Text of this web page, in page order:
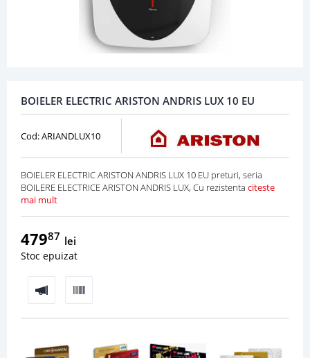
BOIELER ELECTRIC ARISTON ANDRIS LUX 10 EU
Cod: ARIANDLUX10
BOIELER ELECTRIC ARISTON ANDRIS LUX 10 EU preturi, seria
BOILERE ELECTRICE ARISTON ANDRIS LUX, Cu rezistenta citeste
mai mult
47987 lei
Stoc epuizat